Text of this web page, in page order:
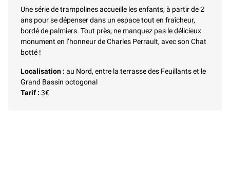
Une série de trampolines accueille les enfants, à partir de 2
ans pour se dépenser dans un espace tout en fraîcheur,
bordé de palmiers. Tout près, ne manquez pas le délicieux
monument en l’honneur de Charles Perrault, avec son Chat
botté !
Localisation : au Nord, entre la terrasse des Feuillants et le
Grand Bassin octogonal
Tarif : 3€